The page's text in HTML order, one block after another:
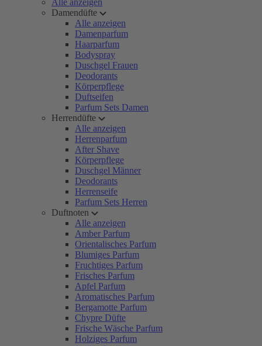
Alle anzeigen
Damendüfte
Alle anzeigen
Damenparfum
Haarparfum
Bodyspray
Duschgel Frauen
Deodorants
Körperpflege
Duftseifen
Parfum Sets Damen
Herrendüfte
Alle anzeigen
Herrenparfum
After Shave
Körperpflege
Duschgel Männer
Deodorants
Herrenseife
Parfum Sets Herren
Duftnoten
Alle anzeigen
Amber Parfum
Orientalisches Parfum
Blumiges Parfum
Fruchtiges Parfum
Frisches Parfum
Apfel Parfum
Aromatisches Parfum
Bergamotte Parfum
Chypre Düfte
Frische Wäsche Parfum
Holziges Parfum